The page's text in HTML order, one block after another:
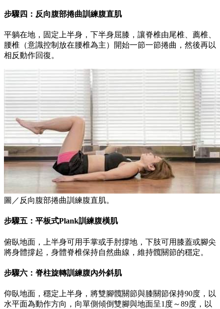
步驟四：反向腹部捲曲訓練腹直肌
平躺在地，固定上半身，下半身屈膝，讓脊椎由尾椎、薦椎、
腰椎（意識控制放在腰椎為主）開始一節一節捲曲，然後再以
相反動作回復。
圖／反向腹部捲曲訓練腹直肌。
步驟五：平板式Plank訓練腹橫肌
俯臥地面，上半身可用手掌或手肘撐地，下肢可用膝蓋或腳尖
將身體撐起，身體脊椎保持自然曲線，維持髖關節的穩定。
步驟六：脊柱旋轉訓練腹內外斜肌
仰臥地面，穩定上半身，將雙腳髖關節與膝關節保持90度，以
水平面為動作方向，向單側傾倒雙腳與地面呈1度～89度，以